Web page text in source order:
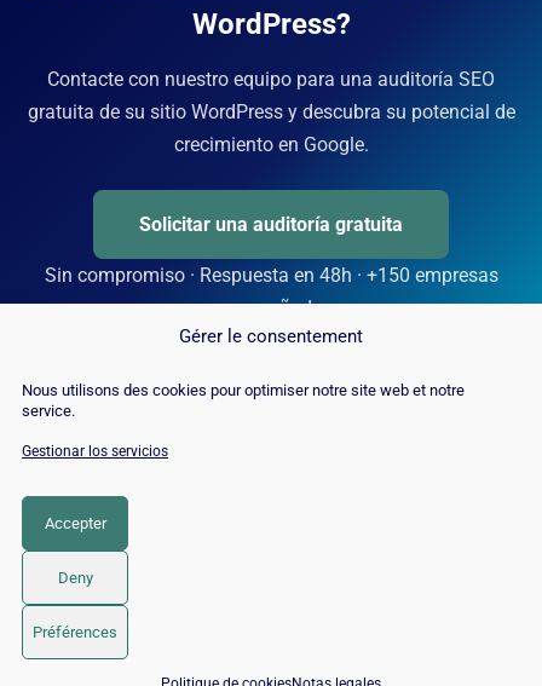
Gérer le consentement
Nous utilisons des cookies pour optimiser notre site web et notre
service.
Gestionar los servicios
Accepter
Deny
Préférences
WordPress?
Contacte con nuestro equipo para una auditoría SEO
gratuita de su sitio WordPress y descubra su potencial de
crecimiento en Google.
Solicitar una auditoría gratuita
Sin compromiso · Respuesta en 48h · +150 empresas
acompañadas
© 2026 Twaino
📅 Reservar 15 min con un experto SEO / GEO